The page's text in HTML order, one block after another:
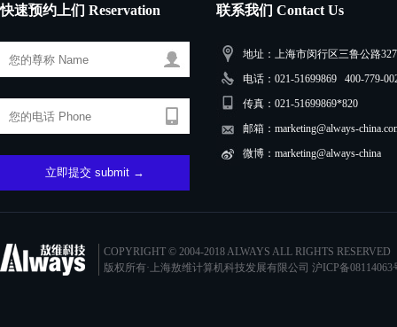
快速预约上们 Reservation 联系我们 Contact Us
地址：上海市闵行区三鲁公路
电话：021-51699869 400-779-
传真：021-51699869*820
邮箱：marketing@always-
微博：marketing@always-china
COPYRIGHT © 2004-2018 ALWAYS ALL RIGHTS RESERVED
版权所有·上海敖维计算机科技发展有限公司 沪ICP备08114063